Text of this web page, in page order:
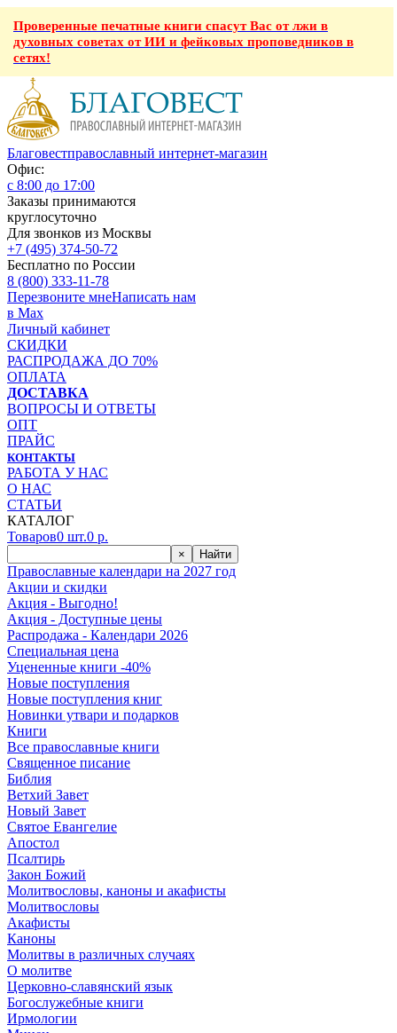
Проверенные печатные книги спасут Вас от лжи в
духовных советах от ИИ и фейковых проповедников в
сетях!
Благовестправославный интернет-магазин
Офис:
с 8:00 до 17:00
Заказы принимаются
круглосуточно
Для звонков из Москвы
+7 (495) 374-50-72
Бесплатно по России
8 (800) 333-11-78
Перезвоните мнеНаписать нам
в Max
Личный кабинет
СКИДКИ
РАСПРОДАЖА ДО 70%
ОПЛАТА
ДОСТАВКА
ВОПРОСЫ И ОТВЕТЫ
ОПТ
ПРАЙС
КОНТАКТЫ
РАБОТА У НАС
О НАС
СТАТЬИ
КАТАЛОГ
Товаров0 шт.0 р.
× Найти
Православные календари на 2027 год
Акции и скидки
Акция - Выгодно!
Акция - Доступные цены
Распродажа - Календари 2026
Специальная цена
Уцененные книги -40%
Новые поступления
Новые поступления книг
Новинки утвари и подарков
Книги
Все православные книги
Священное писание
Библия
Ветхий Завет
Новый Завет
Святое Евангелие
Апостол
Псалтирь
Закон Божий
Молитвословы, каноны и акафисты
Молитвословы
Акафисты
Каноны
Молитвы в различных случаях
О молитве
Церковно-славянский язык
Богослужебные книги
Ирмологии